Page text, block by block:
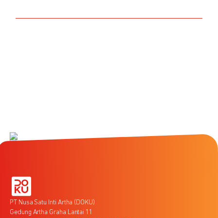
PT Nusa Satu Inti Artha (DOKU)
Gedung Artha Graha Lantai 11